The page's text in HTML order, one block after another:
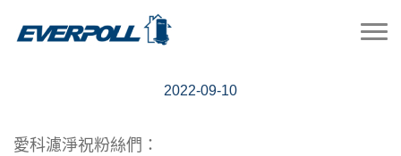
2022-09-10
愛科濾淨祝粉絲們：